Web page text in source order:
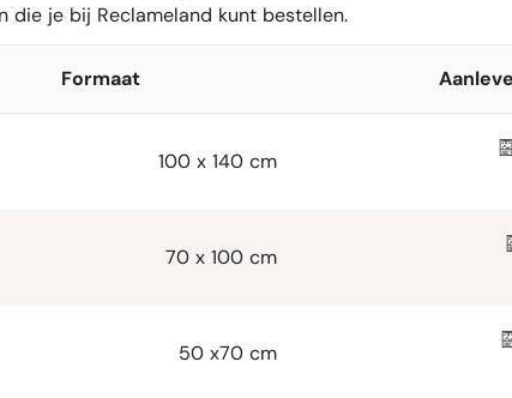
die je bij Reclameland kunt bestellen.
Formaat
100 x 140 cm
70 x 100 cm
50 x70 cm